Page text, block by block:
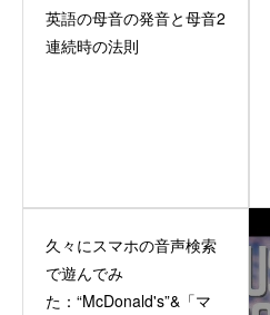
英語の母音の発音と母音2
連続時の法則
久々にスマホの音声検索
で遊んでみ
た：“McDonald's”&「マ